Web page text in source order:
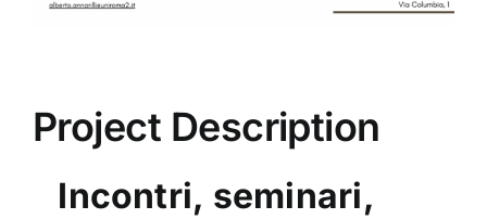
Project Description
Incontri, seminari,